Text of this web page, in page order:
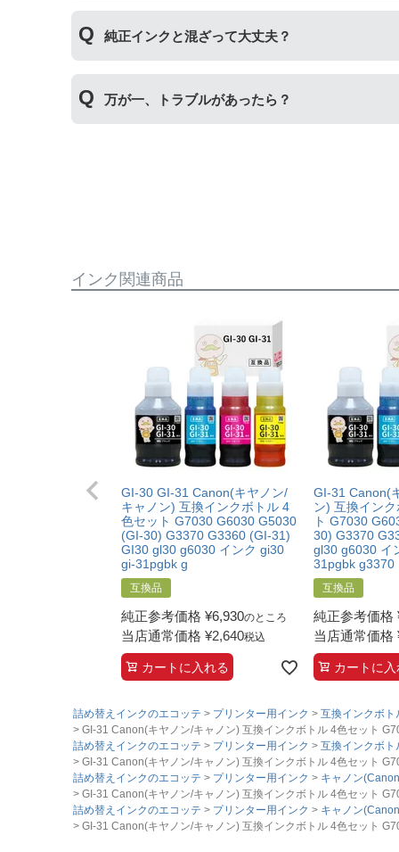
【GI-390】
互換品：ブラック135ml/カラー各70ml
純正品：ブラック135ml/カラー各70ml
【GI-30】
純正品：ブラック170ml/カラー各70ml
【GI-31】
互換品：ブラック170ml/カラー各70ml
純正品：ブラック135ml/カラー各70ml
純正インクと混ざって大丈夫？
万が一、トラブルがあったら？
についても保証の適用が可能です。保証適用に
インク関連商品
GI-30 GI-31 Canon(キヤノン/
キャノン) 互換インクボトル 4
色セット G7030 G6030 G5030
(GI-30) G3370 G3360 (GI-31)
GI30 gl30 g6030 インク gi30
gi-31pgbk g
互換品
純正参考価格 ¥6,930のところ
当店通常価格 ¥2,640税込
カートに入れる
GI-31 Canon(
ン) 互換イン
ト G7030
30) G3370
gl30 g6030 イ
31pgbk g3370
互換品
純正参考価格
当店通常価格
カートに入
詰め替えインクのエコッテ プリンター用インク
互換インクボト
GI-31 Canon(キヤノン/キャノン) 互換インクボトル 4色セット
詰め替えインクのエコッテ
プリンター用インク 互換インクボト
GI-31 Canon(キヤノン/キャノン) 互換インクボトル 4色セット
詰め替えインクのエコッテ
プリンター用インク
キャノン
GI-31 Canon(キヤノン/キャノン) 互換インクボトル 4色セット
詰め替えインクのエコッテ
プリンター用インク キャノン
GI-31 Canon(キヤノン/キャノン) 互換インクボトル 4色セット